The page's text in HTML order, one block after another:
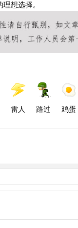
想选择。
雷人 路过 鸡蛋